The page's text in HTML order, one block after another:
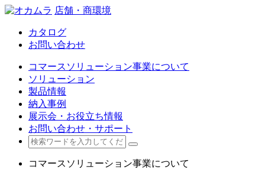
店舗・商環境
カタログ
お問い合わせ
コマースソリューション事業について
ソリューション
製品情報
納入事例
展示会・お役立ち情報
お問い合わせ・サポート
コマースソリューション事業について